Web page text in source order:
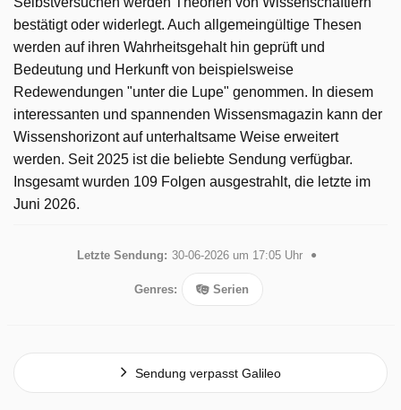
bestätigt oder widerlegt. Auch allgemeingültige Thesen
werden auf ihren Wahrheitsgehalt hin geprüft und
Bedeutung und Herkunft von beispielsweise
Redewendungen "unter die Lupe" genommen. In diesem
interessanten und spannenden Wissensmagazin kann der
Wissenshorizont auf unterhaltsame Weise erweitert
werden. Seit 2025 ist die beliebte Sendung verfügbar.
Insgesamt wurden 109 Folgen ausgestrahlt, die letzte im
Juni 2026.
Letzte Sendung: 30-06-2026 um 17:05 Uhr
Genres: Serien
Sendung verpasst Galileo